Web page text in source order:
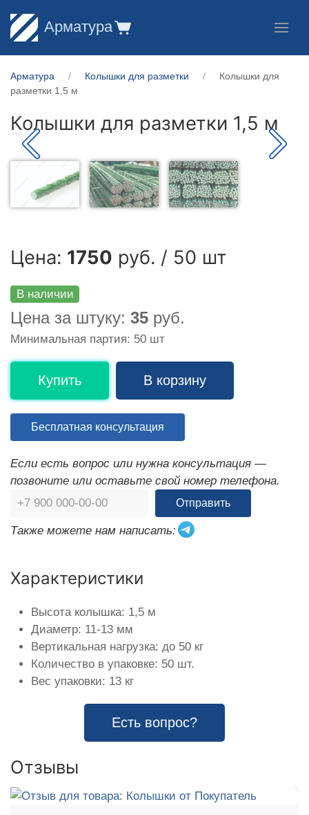
Арматура
Арматура Колышки для разметки
Колышки для
разметки 1,5 м
Колышки для разметки 1,5 м
Цена: 1750 руб. / 50 шт
В наличии
Цена за штуку: 35 руб.
Минимальная партия: 50 шт
Купить В корзину
Бесплатная консультация
Если есть вопрос или нужна консультация —
позвоните или оставьте свой номер телефона.
Отправить
Также можете нам написать:
Характеристики
Высота колышка: 1,5 м
Диаметр: 11-13 мм
Вертикальная нагрузка: до 50 кг
Количество в упаковке: 50 шт.
Вес упаковки: 13 кг
Есть вопрос?
Отзывы